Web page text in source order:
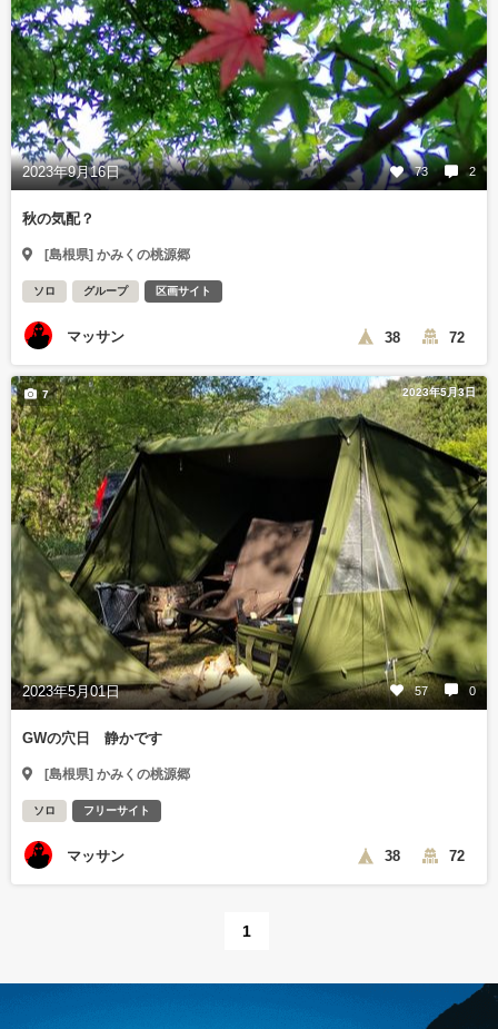
2023年9月16日 73 2
秋の気配？
[島根県] かみくの桃源郷
ソロ グループ 区画サイト
マッサン 38 72
2023年5月3日
2023年5月01日 57 0
7
GWの穴日 静かです
[島根県] かみくの桃源郷
ソロ フリーサイト
マッサン 38 72
1